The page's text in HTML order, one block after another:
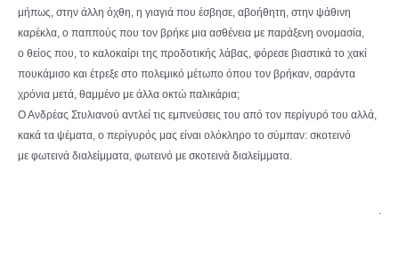
μήπως, στην άλλη όχθη, η γιαγιά που έσβησε, αβοήθητη, στην ψάθινη
καρέκλα, ο παππούς που τον βρήκε μια ασθένεια με παράξενη ονομασία,
ο θείος που, το καλοκαίρι της προδοτικής λάβας, φόρεσε βιαστικά το χακί
πουκάμισο και έτρεξε στο πολεμικό μέτωπο όπου τον βρήκαν, σαράντα
χρόνια μετά, θαμμένο με άλλα οκτώ παλικάρια;
Ο Ανδρέας Στυλιανού αντλεί τις εμπνεύσεις του από τον περίγυρό του αλλά,
κακά τα ψέματα, ο περίγυρός μας είναι ολόκληρο το σύμπαν: σκοτεινό
με φωτεινά διαλείμματα, φωτεινό με σκοτεινά διαλείμματα.
.